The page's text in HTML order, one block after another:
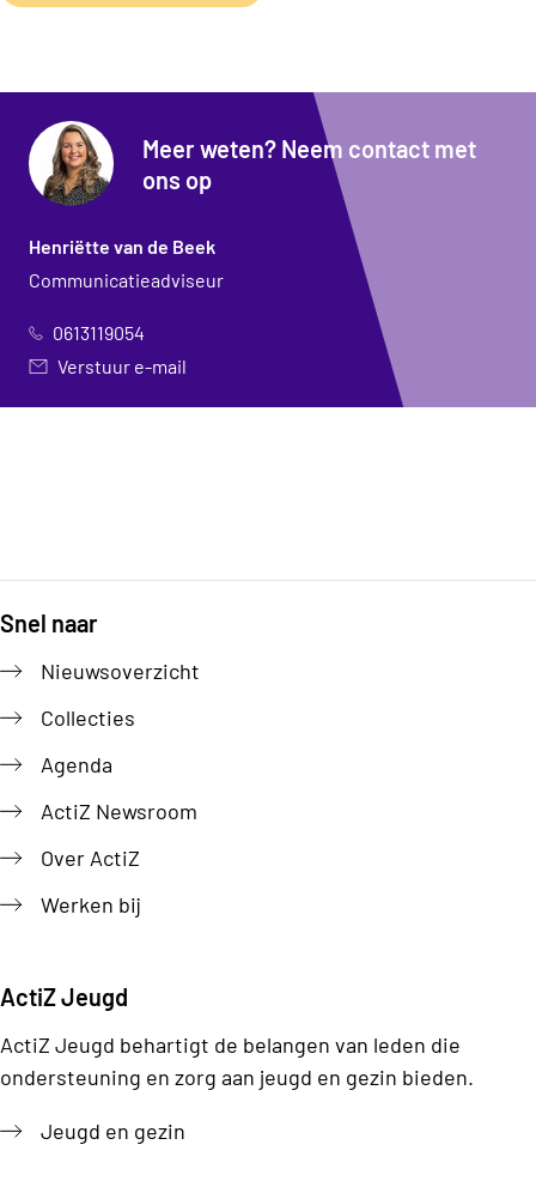
Meer weten? Neem contact met
ons op
Henriëtte van de Beek
Communicatieadviseur
0613119054
Verstuur e-mail
Snel naar
Nieuwsoverzicht
Collecties
Agenda
ActiZ Newsroom
Over ActiZ
Werken bij
ActiZ Jeugd
ActiZ Jeugd behartigt de belangen van leden die
ondersteuning en zorg aan jeugd en gezin bieden.
Jeugd en gezin